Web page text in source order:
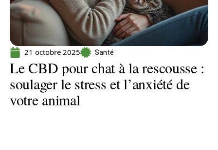
21 octobre 2025 Santé
Le CBD pour chat à la rescousse :
soulager le stress et l’anxiété de
votre animal